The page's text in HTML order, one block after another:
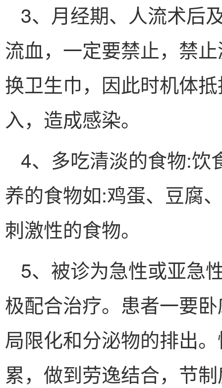
3、月经期、人流术后
流血，一定要禁止，禁
换卫生巾，因此时机体
入，造成感染。
4、多吃清淡的食物:饮
养的食物如:鸡蛋、豆腐
刺激性的食物。
5、被诊为急性或亚急
极配合治疗。患者一要
局限化和分泌物的排出
累，做到劳逸结合，节